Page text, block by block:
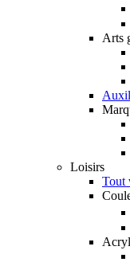
Arts
Loisirs
Tout